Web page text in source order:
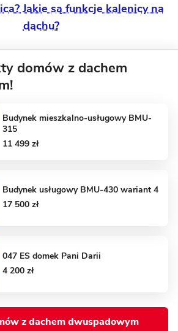
Jakie są funkcje kalenicy na
dachu?
domów z dachem
Budynek mieszkalno-usługowy BMU-
315
11 499 zł
Budynek usługowy BMU-430 wariant 4
17 500 zł
047 ES domek Pani Darii
4 200 zł
z dachem dwuspadowym